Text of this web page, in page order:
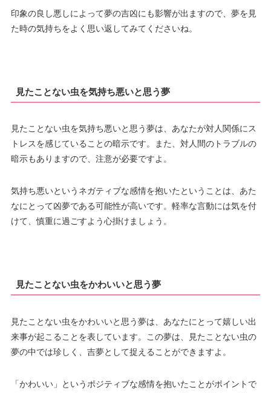
印象の良し悪しによって夢の吉凶にも影響が出ますので、夢を見
た時の気持ちをよく思い返してみてくださいね。
見たことない虫を気持ち悪いと思う夢
見たことない虫を気持ち悪いと思う夢は、あなたが対人関係にス
トレスを感じていることの暗示です。また、対人間のトラブルの
暗示もありますので、注意が必要ですよ。
気持ち悪いというネガティブな感情を抱いたということは、あた
なにとって凶夢である可能性が高いです。軽率な言動には気を付
けて、慎重に過ごすよう心掛けましょう。
見たことない虫をかわいいと思う夢
見たことない虫をかわいいと思う夢は、あなたにとって嬉しい出
来事が起こることを表しています。この夢は、見たことない虫の
夢の中では珍しく、吉夢として捉えることができますよ。
「かわいい」というポジティブな感情を抱いたことがポイントで